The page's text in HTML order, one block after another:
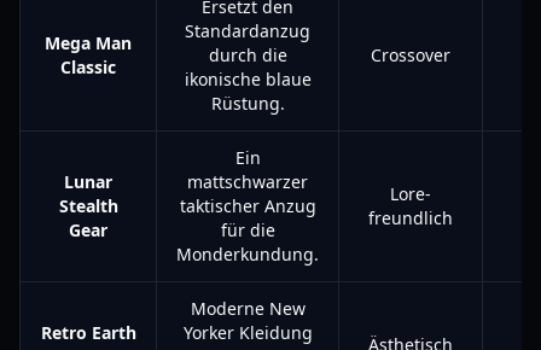
Mega Man
Classic
Ersetzt den
Standardanzug
durch die
ikonische blaue
Rüstung.
Crossover
Lunar
Stealth
Gear
Ein
mattschwarzer
taktischer Anzug
für die
Monderkundung.
Lore-
freundlich
Retro Earth
Moderne New
Yorker Kleidung
Ästhetisch